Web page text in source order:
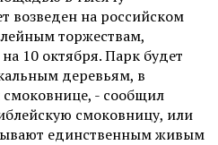
возведен на российском
торжествам,
10 октября. Парк будет
деревьям, в
смоковнице, - сообщил
смоковницу, или
единственным живым